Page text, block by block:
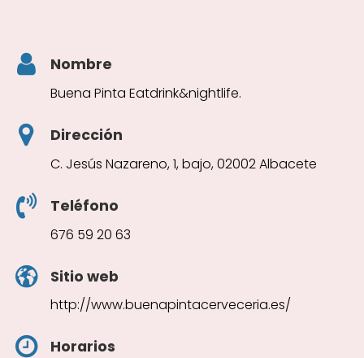
Nombre
Buena Pinta Eatdrink&nightlife.
Dirección
C. Jesús Nazareno, 1, bajo, 02002 Albacete
Teléfono
676 59 20 63
Sitio web
http://www.buenapintacerveceria.es/
Horarios